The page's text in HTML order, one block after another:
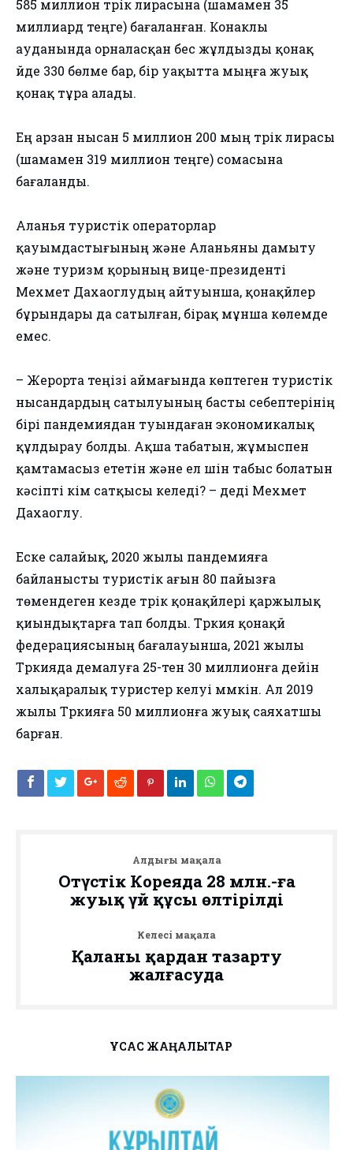
585 миллион түрік лирасына (шамамен 35
миллиард теңге) бағаланған. Конаклы
ауданында орналасқан бес жұлдызды қонақ
үйде 330 бөлме бар, бір уақытта мыңға жуық
қонақ тұра алады.
Ең арзан нысан 5 миллион 200 мың түрік лирасы
(шамамен 319 миллион теңге) сомасына
бағаланды.
Аланья туристік операторлар
қауымдастығының және Аланьяны дамыту
және туризм қорының вице-президенті
Мехмет Дахаоглудың айтуынша, қонақүйлер
бұрындары да сатылған, бірақ мұнша көлемде
емес.
– Жерорта теңізі аймағында көптеген туристік
нысандардың сатылуының басты себептерінің
бірі пандемиядан туындаған экономикалық
құлдырау болды. Ақша табатын, жұмыспен
қамтамасыз ететін және ел үшін табыс болатын
кәсіпті кім сатқысы келеді? – деді Мехмет
Дахаоглу.
Еске салайық, 2020 жылы пандемияға
байланысты туристік ағын 80 пайызға
төмендеген кезде түрік қонақүйлері қаржылық
қиындықтарға тап болды. Түркия қонақүй
федерациясының бағалауынша, 2021 жылы
Түркияда демалуға 25-тен 30 миллионға дейін
халықаралық туристер келуі мүмкін. Ал 2019
жылы Түркияға 50 миллионға жуық саяхатшы
барған.
Алдыңғы мақала
Оңтүстік Кореяда 28 млн.-ға
жуық үй құсы өлтірілді
Келесі мақала
Қаланы қардан тазарту
жалғасуда
ҰҚСАС ЖАҢАЛЫҚТАР